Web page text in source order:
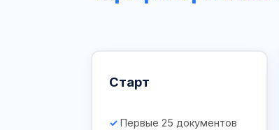
Старт
Первые 25 документов